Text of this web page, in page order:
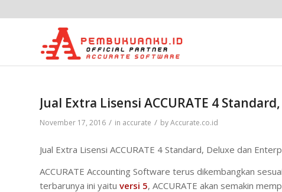
Jual Extra Lisensi ACCURATE 4
November 17, 2016 / in accurate / byAccurate.co.id
Jual Extra Lisensi ACCURATE 4 Standard, Deluxe dan
ACCURATE Accounting Software terus dikembangkan
terbarunya ini yaitu versi 5, ACCURATE akan semakin